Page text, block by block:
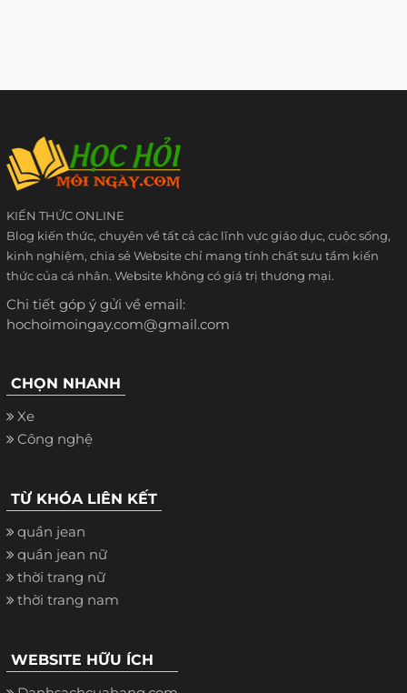
KIẾN THỨC ONLINE
Blog kiến thức, chuyên về tất cả các lĩnh vực giáo dục, cuộc sống,
kinh nghiệm, chia sẻ Website chỉ mang tính chất sưu tầm kiến
thức của cá nhân. Website không có giá trị thương mại.
Chi tiết góp ý gửi về email:
hochoimoingay.com@gmail.com
CHỌN NHANH
Xe
Công nghệ
TỪ KHÓA LIÊN KẾT
quần jean
quần jean nữ
thời trang nữ
thời trang nam
WEBSITE HỮU ÍCH